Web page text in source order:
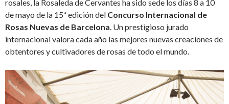
rosales, la Rosaleda de Cervantes ha sido sede los días 8 a 10
de mayo de la 15ª edición del Concurso Internacional de
Rosas Nuevas de Barcelona. Un prestigioso jurado
internacional valora cada año las mejores nuevas creaciones de
obtentores y cultivadores de rosas de todo el mundo.